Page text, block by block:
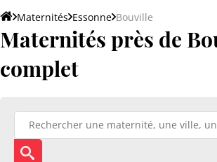
Maternités Essonne Bouville
Maternités près de
complet